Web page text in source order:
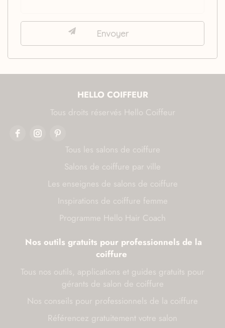
HELLO COIFFEUR
Tous droits réservés Hello Coiffeur
Tous les salons de coiffure
Salons de coiffure par ville
Les enseignes de salons de coiffure
Inspirations de coiffure femme
Programme Hello Hair Coach
Nos outils gratuits pour professionnels de la
coiffure
Tous nos outils, applications et guides gratuits pour
gérants de salon de coiffure
Nos conseils pour professionnels de la coiffure
Référencez gratuitement votre salon